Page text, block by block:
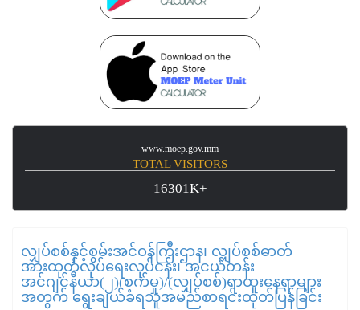
www.moep.gov.mm
TOTAL VISITORS
16301K+
လျှပ်စစ်နှင့်စွမ်းအင်ဝန်ကြီးဌာန၊ လျှပ်စစ်ဓာတ်
အားထုတ်လုပ်ရေးလုပ်ငန်း၊ အငယ်တန်း
အင်ဂျင်နီယာ(၂)(စက်မှု)/(လျှပ်စစ်)ရာထူးနေရာများ
အတွက် ရွေးချယ်ခံရသူအမည်စာရင်းထုတ်ပြန်ခြင်း